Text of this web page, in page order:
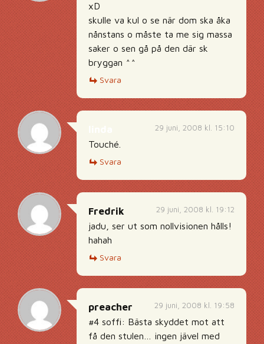
xD
skulle va kul o se när dom ska åka
nånstans o måste ta me sig massa
saker o sen gå på den där sk
bryggan ^^
Svara
29 juni, 2008 kl. 15:10
Touché.
Svara
29 juni, 2008 kl. 19:12
Fredrik
jadu, ser ut som nollvisionen hålls!
hahah
Svara
29 juni, 2008 kl. 19:58
preacher
#4 soffi: Bästa skyddet mot att
få den stulen… ingen jävel med